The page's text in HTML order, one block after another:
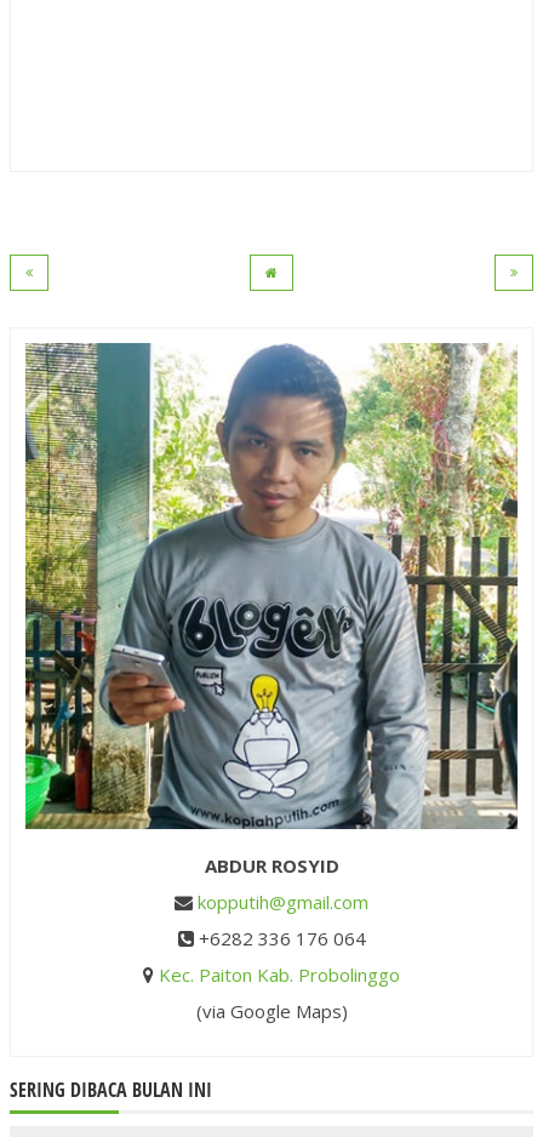
ABDUR ROSYID
kopputih@gmail.com
+6282 336 176 064
Kec. Paiton Kab. Probolinggo
(via Google Maps)
SERING DIBACA BULAN INI